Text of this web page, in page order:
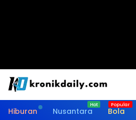
Hiburan Nusantara Bola